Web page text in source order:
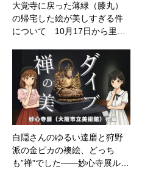
大覚寺に戻った薄緑（膝丸）
の帰宅した絵が美しすぎる件
について 10月17日から里…
白隠さんのゆるい達磨と狩野
派の金ピカの襖絵、どっち
も”禅”でした——妙心寺展ル…